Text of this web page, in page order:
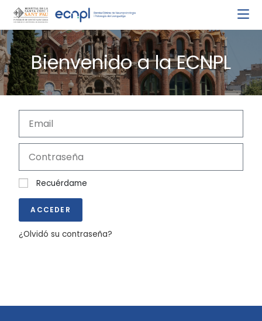
Bienvenido a la ECNPL
Recuérdame
ACCEDER
¿Olvidó su contraseña?